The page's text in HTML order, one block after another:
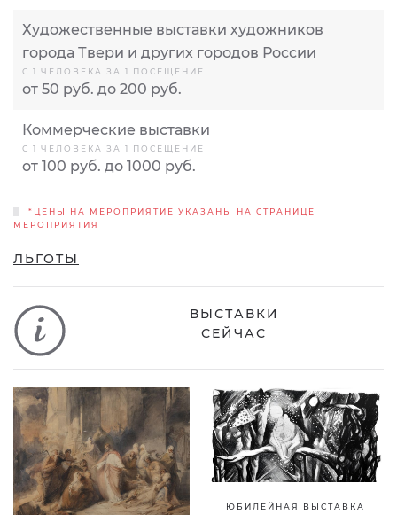
Художественные выставки художников
города Твери и других городов России
С 1 ЧЕЛОВЕКА ЗА 1 ПОСЕЩЕНИЕ
от 50 руб. до 200 руб.
Коммерческие выставки
С 1 ЧЕЛОВЕКА ЗА 1 ПОСЕЩЕНИЕ
от 100 руб. до 1000 руб.
*ЦЕНЫ НА МЕРОПРИЯТИЕ УКАЗАНЫ НА СТРАНИЦЕ
МЕРОПРИЯТИЯ
ЛЬГОТЫ
ВЫСТАВКИ
СЕЙЧАС
ЮБИЛЕЙНАЯ ВЫСТАВКА